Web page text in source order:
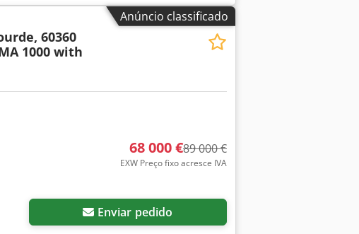
Anúncio classificado
60360
1000 with
68 000 €89 000 €
EXW Preço fixo acresce IVA
Enviar pedido